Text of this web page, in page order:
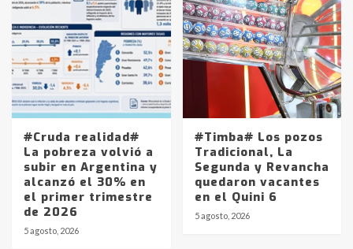
#Cruda realidad#
La pobreza volvió a
subir en Argentina y
alcanzó el 30% en
el primer trimestre
de 2026
5 agosto, 2026
#Timba# Los pozos
Tradicional, La
Segunda y Revancha
quedaron vacantes
en el Quini 6
5 agosto, 2026
4
Accidente en Ruta 5: falleció un
joven de Trenque Lauquen
Los precios de los combustibles en
La Pampa, desde YPF hasta Axion
entre 857 a 1338 pesos
6
La Bolsa de Cereales de Bahía
Blanca anticipa que Agosto vendrá
con lluvias y heladas, en gran parte